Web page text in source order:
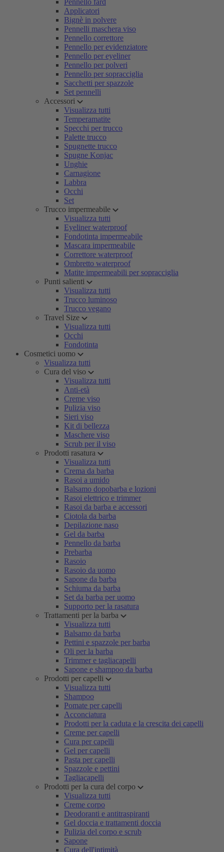
Pennello fard
Applicatori
Bignè in polvere
Pennelli maschera viso
Pennello correttore
Pennello per evidenziatore
Pennello per eyeliner
Pennello per polveri
Pennello per sopracciglia
Sacchetti per spazzole
Set pennelli
Accessori
Visualizza tutti
Temperamatite
Specchi per trucco
Palette trucco
Spugnette trucco
Spugne Konjac
Unghie
Carnagione
Labbra
Occhi
Set
Trucco impermeabile
Visualizza tutti
Eyeliner waterproof
Fondotinta impermeabile
Mascara impermeabile
Correttore waterproof
Ombretto waterproof
Matite impermeabili per sopracciglia
Punti salienti
Visualizza tutti
Trucco luminoso
Trucco vegano
Travel Size
Visualizza tutti
Occhi
Fondotinta
Cosmetici uomo
Visualizza tutti
Cura del viso
Visualizza tutti
Anti-età
Creme viso
Pulizia viso
Sieri viso
Kit di bellezza
Maschere viso
Scrub per il viso
Prodotti rasatura
Visualizza tutti
Crema da barba
Rasoi a umido
Balsamo dopobarba e lozioni
Rasoi elettrico e trimmer
Rasoi da barba e accessori
Ciotola da barba
Depilazione naso
Gel da barba
Pennello da barba
Prebarba
Rasoio
Rasoio da uomo
Sapone da barba
Schiuma da barba
Set da barba per uomo
Supporto per la rasatura
Trattamenti per la barba
Visualizza tutti
Balsamo da barba
Pettini e spazzole per barba
Oli per la barba
Trimmer e tagliacapelli
Sapone e shampoo da barba
Prodotti per capelli
Visualizza tutti
Shampoo
Pomate per capelli
Acconciatura
Prodotti per la caduta e la crescita dei capelli
Creme per capelli
Cura per capelli
Gel per capelli
Pasta per capelli
Spazzole e pettini
Tagliacapelli
Prodotti per la cura del corpo
Visualizza tutti
Creme corpo
Deodoranti e antitraspiranti
Gel doccia e trattamenti doccia
Pulizia del corpo e scrub
Sapone
Cura dell'intimità